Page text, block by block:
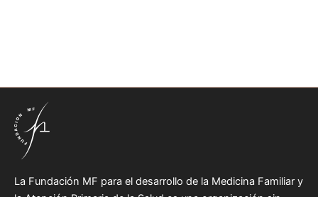
La Fundación MF para el desarrollo de la Medicina Familiar y